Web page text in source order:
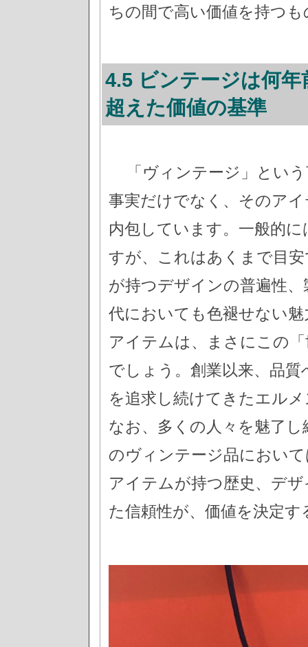
ちの間で高い価値を持つ
4.5 ビンテージは何
超えた価値の基準
「ヴィンテージ」とい
事実だけでなく、そのア
内包しています。一般的
すが、これはあくまで目
が持つデザインの普遍性
代においても色褪せない
アイテムは、まさにこの
でしょう。創業以来、品
を追求し続けてきたエル
なお、多くの人々を魅了
のヴィンテージ品におい
アイテムが持つ歴史、デ
た信頼性が、価値を決定